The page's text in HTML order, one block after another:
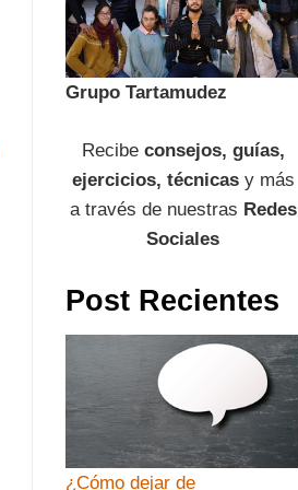
Grupo Tartamudez
Recibe consejos, guías,
ejercicios, técnicasy más
a través de nuestras Redes
Sociales
Post Recientes
¿Cómo dejar de